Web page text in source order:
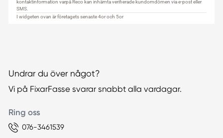
Undrar du över något?
Vi på FixarFasse svarar snabbt alla vardagar.
Ring oss
076-3461539